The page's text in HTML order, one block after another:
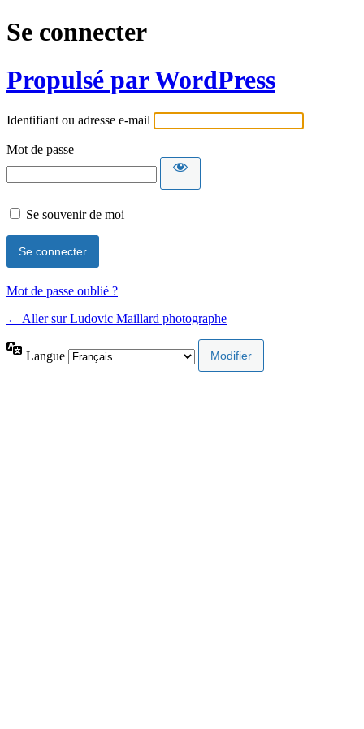
Se connecter
Propulsé par WordPress
Identifiant ou adresse e-mail
Mot de passe
Se souvenir de moi
Mot de passe oublié ?
← Aller sur Ludovic Maillard photographe
Langue